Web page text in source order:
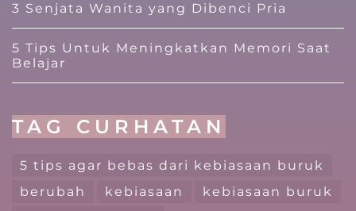
3 Senjata Wanita yang Dibenci Pria
5 Tips Untuk Meningkatkan Memori Saat
Belajar
TAG CURHATAN
5 tips agar bebas dari kebiasaan buruk
berubah
kebiasaan
kebiasaan buruk